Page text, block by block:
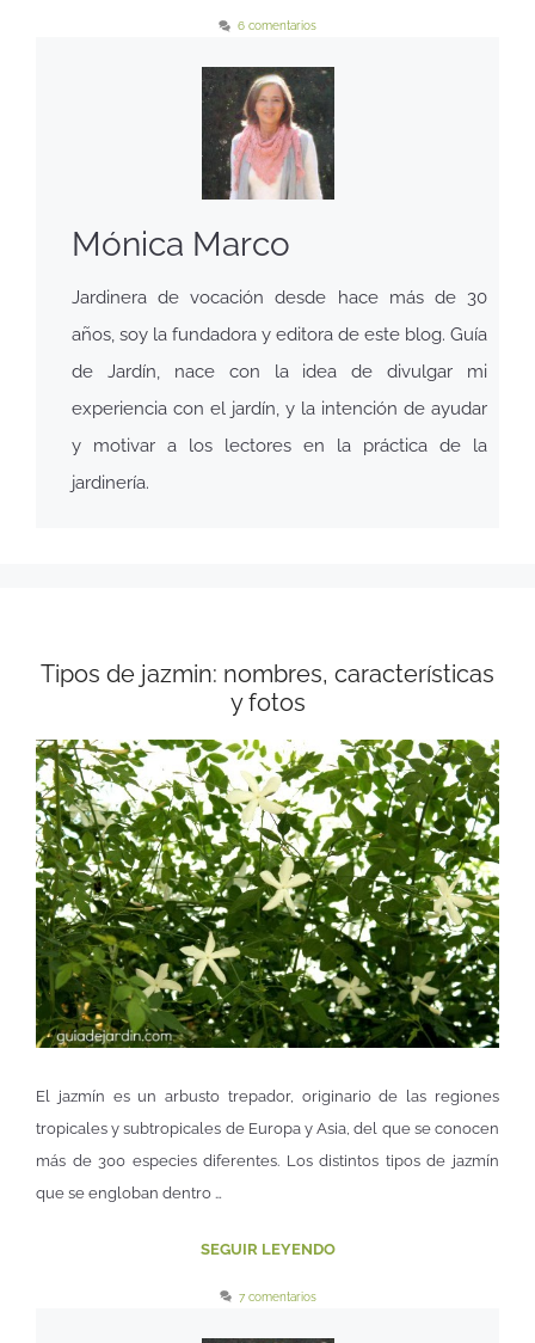
6 comentarios
Mónica Marco
Jardinera de vocación desde hace más de 30
años, soy la fundadora y editora de este blog. Guía
de Jardín, nace con la idea de divulgar mi
experiencia con el jardín, y la intención de ayudar
y motivar a los lectores en la práctica de la
jardinería.
Tipos de jazmin: nombres, características
y fotos
El jazmín es un arbusto trepador, originario de las regiones
tropicales y subtropicales de Europa y Asia, del que se conocen
más de 300 especies diferentes. Los distintos tipos de jazmín
que se engloban dentro …
SEGUIR LEYENDO
7 comentarios